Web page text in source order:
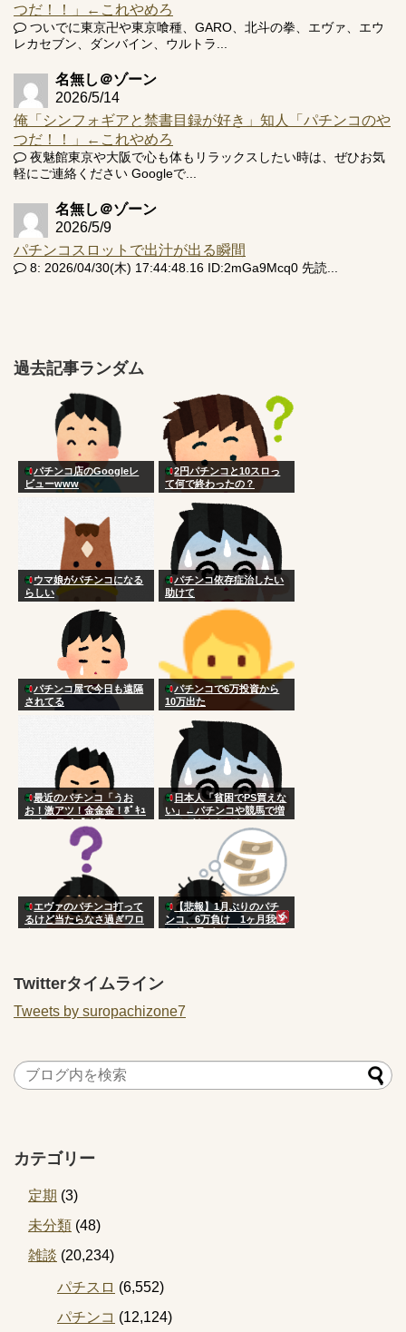
つだ！！」←これやめろ
ついでに東京卍や東京喰種、GARO、北斗の拳、エヴァ、エウ
レカセブン、ダンバイン、ウルトラ...
名無し＠ゾーン
2026/5/14
俺「シンフォギアと禁書目録が好き」知人「パチンコのや
つだ！！」←これやめろ
夜魅館東京や大阪で心も体もリラックスしたい時は、ぜひお気
軽にご連絡ください Googleで...
名無し＠ゾーン
2026/5/9
パチンコスロットで出汁が出る瞬間
8: 2026/04/30(木) 17:44:48.16 ID:2mGa9Mcq0 先読...
過去記事ランダム
パチンコ店のGoogleレ
ビューwww
2円パチンコと10スロっ
て何で終わったの？
ウマ娘がパチンコになる
らしい
パチンコ依存症治したい
助けて
パチンコ屋で今日も遠隔
されてる
パチンコで6万投資から
10万出た
最近のパチンコ「うお
お！激アツ！金金金！ﾎﾟｷｭ
ｰﾝ！」ワイ「確変か？」
日本人「貧困でPS買えな
い」←パチンコや競馬で増
やせばええだけなのにアホ
エヴァのパチンコ打って
るけど当たらなさ過ぎワロ
タ
【悲報】1月ぶりのパチ
ンコ、6万負け 1ヶ月我慢
した結果がこれなのか？
Twitterタイムライン
Tweets by suropachizone7
カテゴリー
定期 (3)
未分類 (48)
雑談 (20,234)
パチスロ (6,552)
パチンコ (12,124)